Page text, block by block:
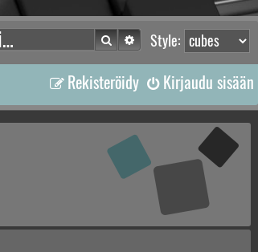
Style:
Etsi Tarkennettu haku
Kirjaudu sisään
Rekisteröidy